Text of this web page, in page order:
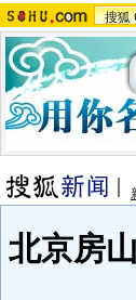
搜狐
北京房